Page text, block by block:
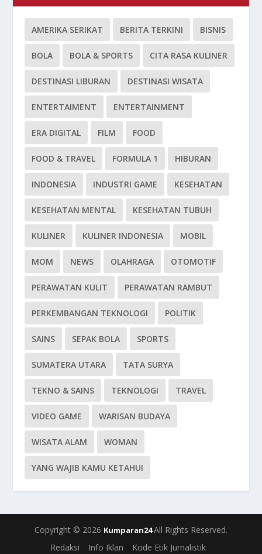
AMERIKA SERIKAT BERITA TERKINI BISNIS
BOLA BOLA & SPORTS CITA RASA KULINER
DESTINASI LIBURAN DESTINASI WISATA
ENTERTAIMENT ENTERTAINMENT
ERA DIGITAL FILM FOOD
FOOD & TRAVEL FORMULA 1 HIBURAN
INDONESIA INDUSTRI GAME KESEHATAN
KESEHATAN MENTAL KESEHATAN TUBUH
KULINER KULINER INDONESIA MOBIL
MOM NEWS OLAHRAGA OTOMOTIF
PERAWATAN KULIT PERAWATAN RAMBUT
PERKEMBANGAN TEKNOLOGI POLITIK
SAINS SEPAK BOLA SPORTS
SUMATERA UTARA TATA SURYA
TEKNO & SAINS TEKNOLOGI TRAVEL
VIDEO GAME WARISAN BUDAYA
WISATA ALAM WOMAN
YANG WAJIB KAMU KETAHUI
Copyright © 2026 Kumparan24All Rights Reserved.
Redaksi
Info Iklan Kode Etik Jurnalistik